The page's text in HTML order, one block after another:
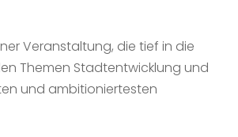
Veranstaltung, die tief in die
Themen Stadtentwicklung und
und ambitioniertesten